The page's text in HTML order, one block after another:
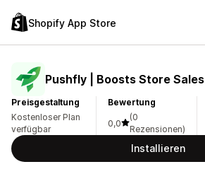
Shopify App Store
Pushfly | Boosts Store Sales
Preisgestaltung
Kostenloser Plan
verfügbar
Bewertung
0,0
(0
Rezensionen)
Installieren